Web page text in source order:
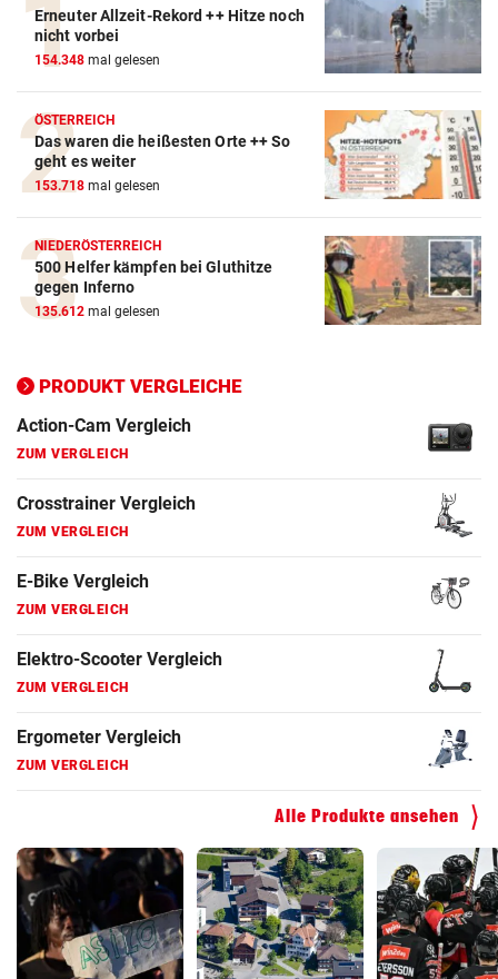
Erneuter Allzeit-Rekord ++ Hitze noch
nicht vorbei
154.348 mal gelesen
ÖSTERREICH
Das waren die heißesten Orte ++ So
geht es weiter
153.718 mal gelesen
NIEDERÖSTERREICH
500 Helfer kämpfen bei Gluthitze
gegen Inferno
135.612 mal gelesen
PRODUKT VERGLEICHE
ZUM VERGLEICH
Crosstrainer Vergleich
E-Bike Vergleich
Elektro-Scooter Vergleich
Ergometer Vergleich
Fahrrad Test
ZUM VERGLEICH
Faszienrolle Vergleich
ZUM VERGLEICH
Alle Produkte ansehen